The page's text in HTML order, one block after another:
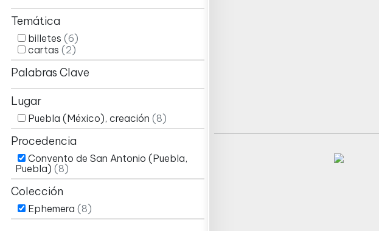
Temática
billetes (6)
cartas (2)
Palabras Clave
Lugar
Puebla (México), creación (8)
Procedencia
Convento de San Antonio (Puebla,
Puebla) (8)
Colección
Ephemera (8)